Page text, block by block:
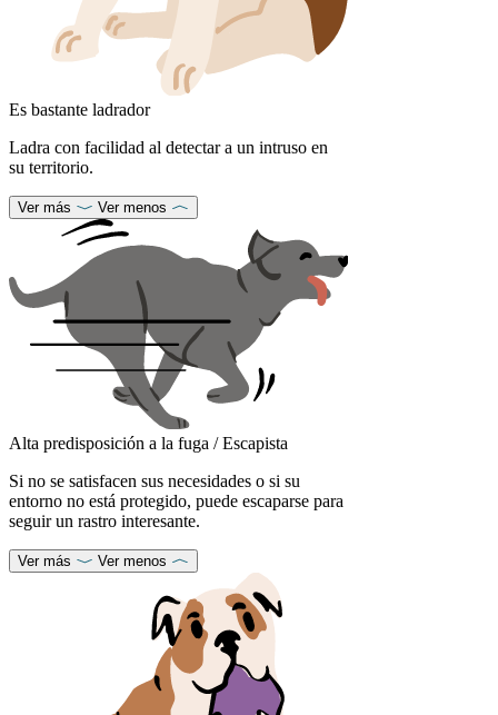
Es bastante ladrador
Ladra con facilidad al detectar a un intruso en
su territorio.
Ver más Ver menos
Alta predisposición a la fuga / Escapista
Si no se satisfacen sus necesidades o si su
entorno no está protegido, puede escaparse para
seguir un rastro interesante.
Ver más Ver menos